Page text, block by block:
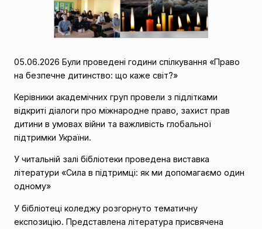
05.06.2026 Були проведені години спілкування «Право
на безпечне дитинство: що каже світ?»
Керівники академічних груп провели з підлітками
відкриті діалоги про міжнародне право, захист прав
дитини в умовах війни та важливість глобальної
підтримки України.
У читальній залі бібліотеки проведена виставка
літератури «Сила в підтримці: як ми допомагаємо один
одному»
У бібліотеці коледжу розгорнуто тематичну
експозицію. Представлена література присвячена